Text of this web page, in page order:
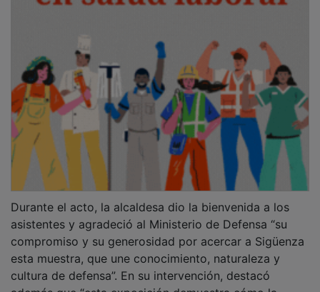
asistentes y agradeció al Ministerio de Defensa “su
compromiso y su generosidad por acercar a Sigüenza
esta muestra, que une conocimiento, naturaleza y
cultura de defensa”. En su intervención, destacó
además que “esta exposición demuestra cómo la